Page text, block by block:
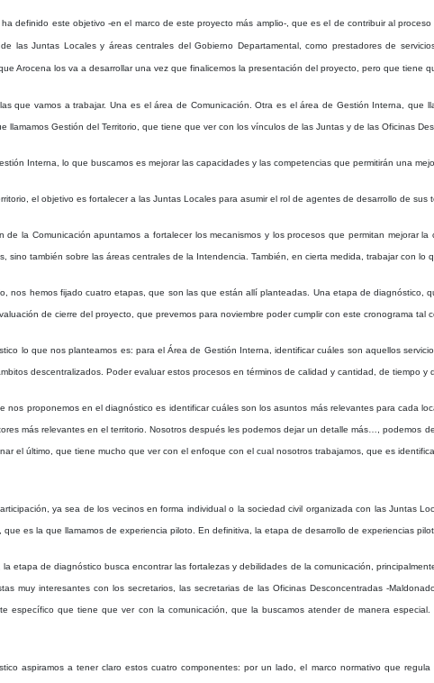
definido este objetivo -en el marco de este proyecto más amplio-, que es el de contribuir al
las Juntas Locales y áreas centrales del Gobierno Departamental, como prestadores de
Arocena los va a desarrollar una vez que finalicemos la presentación del proyecto, pero que tiene
que vamos a trabajar. Una es el área de Comunicación. Otra es el área de Gestión Interna,
llamamos Gestión del Territorio, que tiene que ver con los vínculos de las Juntas y de las Oficinas
Interna, lo que buscamos es mejorar las capacidades y las competencias que permitirán una
el objetivo es fortalecer a las Juntas Locales para asumir el rol de agentes de desarrollo de sus
de la Comunicación apuntamos a fortalecer los mecanismos y los procesos que permitan
sino también sobre las áreas centrales de la Intendencia. También, en cierta medida, trabajar con
nos hemos fijado cuatro etapas, que son las que están allí planteadas. Una etapa de
de cierre del proyecto, que prevemos para noviembre poder cumplir con este cronograma tal
lo que nos planteamos es: para el Área de Gestión Interna, identificar cuáles son aquellos
descentralizados. Poder evaluar estos procesos en términos de calidad y cantidad, de tiempo y
nos proponemos en el diagnóstico es identificar cuáles son los asuntos más relevantes para cada
más relevantes en el territorio. Nosotros después les podemos dejar un detalle más…,
el último, que tiene mucho que ver con el enfoque con el cual nosotros trabajamos, que es
ya sea de los vecinos en forma individual o la sociedad civil organizada con las Juntas
es la que llamamos de experiencia piloto. En definitiva, la etapa de desarrollo de experiencias
etapa de diagnóstico busca encontrar las fortalezas y debilidades de la comunicación,
muy interesantes con los secretarios, las secretarias de las Oficinas Desconcentradas -
específico que tiene que ver con la comunicación, que la buscamos atender de manera
aspiramos a tener claro estos cuatro componentes: por un lado, el marco normativo que